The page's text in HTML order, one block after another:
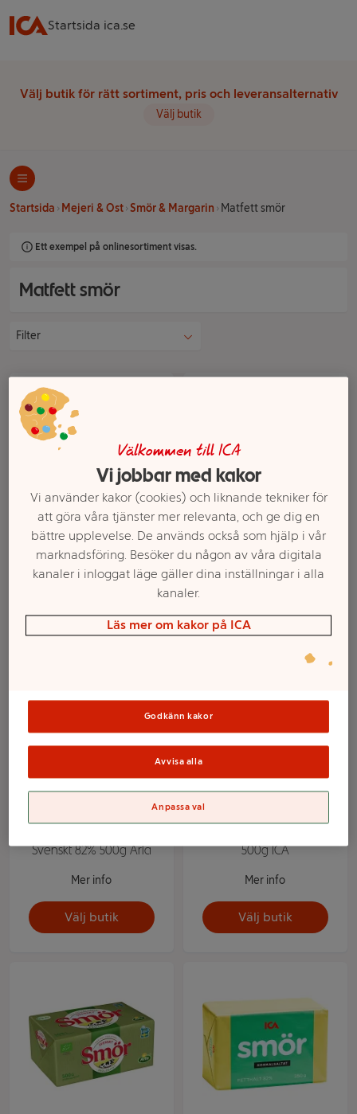
Startsida ica.se
Välj butik för rätt sortiment, pris och leveransalternativ
Välj butik
Startsida Mejeri & Ost Smör & Margarin Matfett smör
Ett exempel på onlinesortiment visas.
Matfett smör
Filter
Smör Normalsaltat
Svenskt 82% 250g Arla
Välj butik
Smör KRAV 500g ICA I
love eco
Välj butik
Svenskt 82% 500g Arla
Mer info
Välj butik
500g ICA
Mer info
Välj butik
Välkommen till ICA
Vi jobbar med kakor
Vi använder kakor (cookies) och liknande tekniker för
att göra våra tjänster mer relevanta, och ge dig en
bättre upplevelse. De används också som hjälp i vår
marknadsföring. Besöker du någon av våra digitala
kanaler i inloggat läge gäller dina inställningar i alla
kanaler.
Läs mer om kakor på ICA
Godkänn kakor
Avvisa alla
Anpassa val